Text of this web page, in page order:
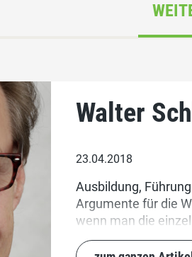
Walter
23.04.2018
Ausbildung,
Argumente für die
wenn man die